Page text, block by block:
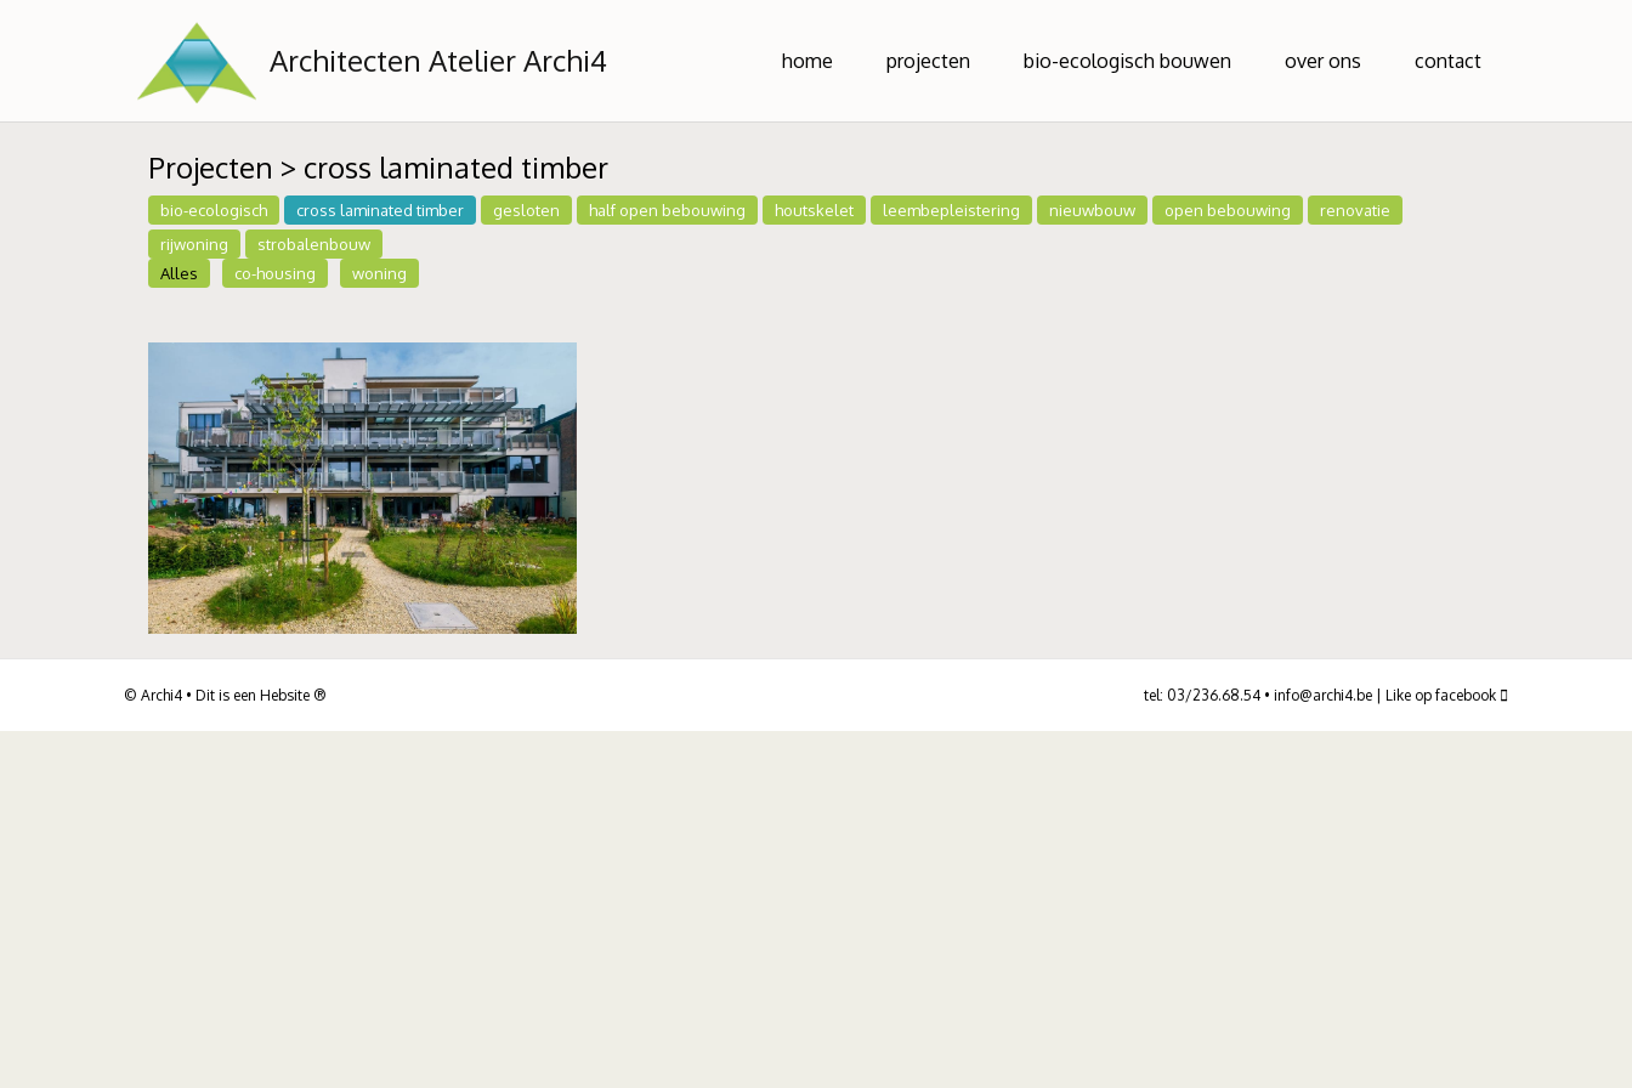
Architecten Atelier Archi4 home projecten bio-ecologisch bouwen over ons contact
Projecten > cross laminated timber
bio-ecologisch cross laminated timber gesloten half open bebouwing houtskelet leembepleistering nieuwbouw open bebouwing
renovatie
rijwoning
strobalenbouw
Alles
co-housing woning
© Archi4 • Dit is een Hebsite ® tel: 03/236.68.54 • info@archi4.be Like op facebook